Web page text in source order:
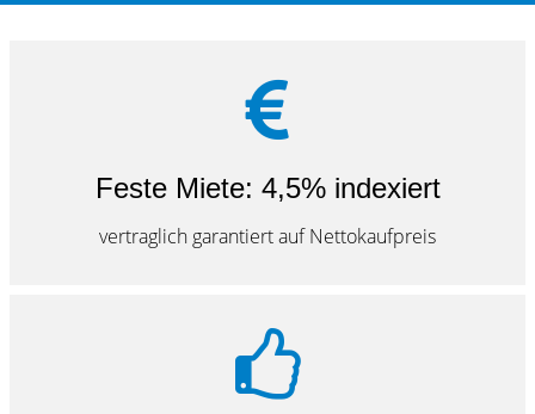
Feste Miete: 4,5% indexiert
vertraglich garantiert auf Nettokaufpreis